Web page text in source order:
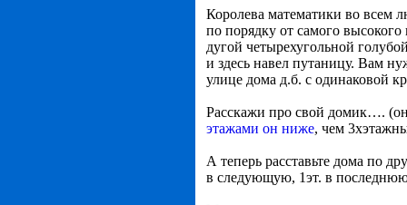
Королева математики во всем
по порядку от самого
дугой четырехугольной
и здесь навел путаницу. Вам
улице дома д.б. с одинаковой
Расскажи про свой домик….
этажами он ниже, чем
А теперь расставьте дома по
в следующую, 1эт. в